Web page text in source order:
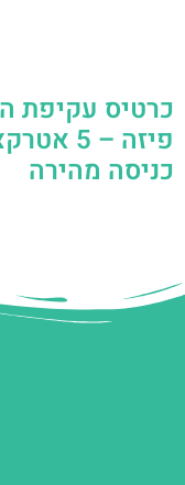
כרטיס עקיפת
פיזה – 5
כניסה מהירה